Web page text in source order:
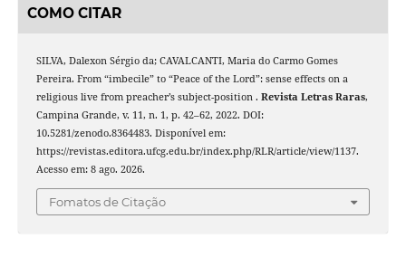
COMO CITAR
SILVA, Dalexon Sérgio da; CAVALCANTI, Maria do Carmo Gomes
Pereira. From “imbecile” to “Peace of the Lord”: sense effects on a
religious live from preacher’s subject-position . Revista Letras Raras,
Campina Grande, v. 11, n. 1, p. 42–62, 2022. DOI:
10.5281/zenodo.8364483. Disponível em:
https://revistas.editora.ufcg.edu.br/index.php/RLR/article/view/1137.
Acesso em: 8 ago. 2026.
Fomatos de Citação